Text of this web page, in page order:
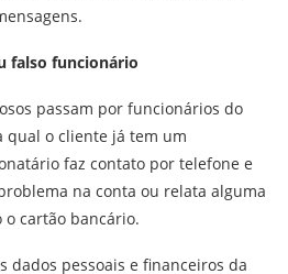
falso funcionário
passam por funcionários do
qual o cliente já tem um
faz contato por telefone e
na conta ou relata alguma
cartão bancário.
dados pessoais e financeiros da